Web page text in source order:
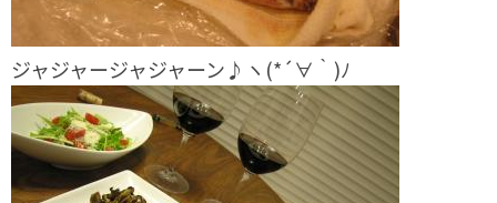
ジャジャージャジャーン♪ヽ(*´∀｀)ﾉ